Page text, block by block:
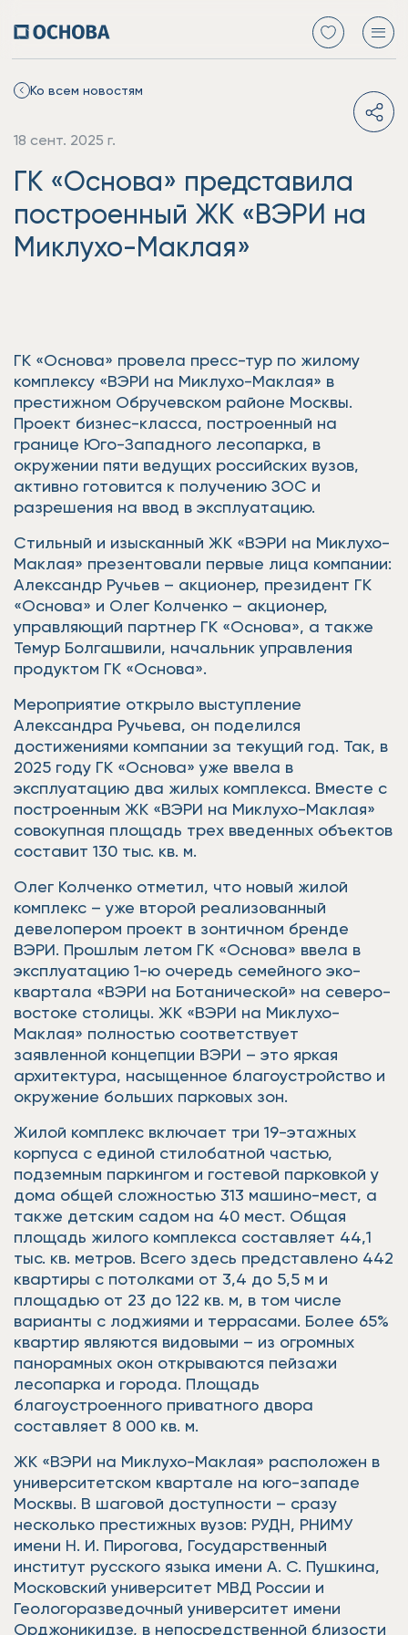
Ко всем новостям
18 сент. 2025 г.
ГК «Основа» представила
построенный ЖК «ВЭРИ на
Миклухо-Маклая»
ГК «Основа» провела пресс-тур по жилому
комплексу «ВЭРИ на Миклухо-Маклая» в
престижном Обручевском районе Москвы.
Проект бизнес-класса, построенный на
границе Юго-Западного лесопарка, в
окружении пяти ведущих российских вузов,
активно готовится к получению ЗОС и
разрешения на ввод в эксплуатацию.
Стильный и изысканный ЖК «ВЭРИ на Миклухо-
Маклая» презентовали первые лица компании:
Александр Ручьев – акционер, президент ГК
«Основа» и Олег Колченко – акционер,
управляющий партнер ГК «Основа», а также
Темур Болгашвили, начальник управления
продуктом ГК «Основа».
Мероприятие открыло выступление
Александра Ручьева, он поделился
достижениями компании за текущий год. Так, в
2025 году ГК «Основа» уже ввела в
эксплуатацию два жилых комплекса. Вместе с
построенным ЖК «ВЭРИ на Миклухо-Маклая»
совокупная площадь трех введенных объектов
составит 130 тыс. кв. м.
Олег Колченко отметил, что новый жилой
комплекс – уже второй реализованный
девелопером проект в зонтичном бренде
ВЭРИ. Прошлым летом ГК «Основа» ввела в
эксплуатацию 1-ю очередь семейного эко-
квартала «ВЭРИ на Ботанической» на северо-
востоке столицы. ЖК «ВЭРИ на Миклухо-
Маклая» полностью соответствует
заявленной концепции ВЭРИ – это яркая
архитектура, насыщенное благоустройство и
окружение больших парковых зон.
Жилой комплекс включает три 19-этажных
корпуса с единой стилобатной частью,
подземным паркингом и гостевой парковкой у
дома общей сложностью 313 машино-мест, а
также детским садом на 40 мест. Общая
площадь жилого комплекса составляет 44,1
тыс. кв. метров. Всего здесь представлено 442
квартиры с потолками от 3,4 до 5,5 м и
площадью от 23 до 122 кв. м, в том числе
варианты с лоджиями и террасами. Более 65%
квартир являются видовыми – из огромных
панорамных окон открываются пейзажи
лесопарка и города. Площадь
благоустроенного приватного двора
составляет 8 000 кв. м.
ЖК «ВЭРИ на Миклухо-Маклая» расположен в
университетском квартале на юго-западе
Москвы. В шаговой доступности – сразу
несколько престижных вузов: РУДН, РНИМУ
имени Н. И. Пирогова, Государственный
институт русского языка имени А. С. Пушкина,
Московский университет МВД России и
Геологоразведочный университет имени
Орджоникидзе, в непосредственной близости